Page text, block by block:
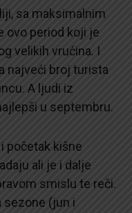
sa maksimalnim
ovo period koji je
velikih vrućina. I
najveći broj turista
A ljudi iz
u septembru.
početak kišne
ali je i dalje
smislu te reči.
sezone (jun i